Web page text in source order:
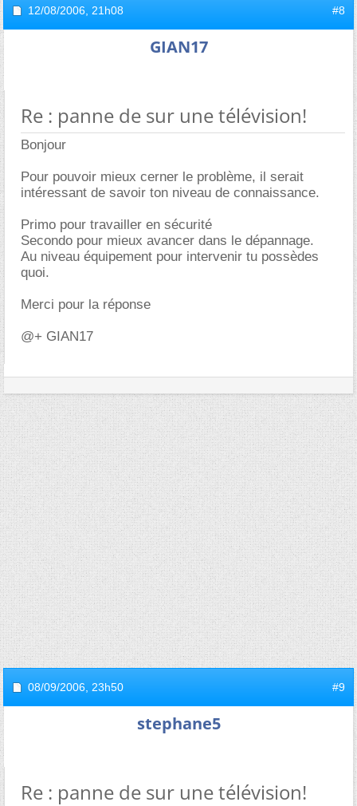
12/08/2006, 21h08 #8
GIAN17
Re : panne de sur une télévision!
Bonjour
Pour pouvoir mieux cerner le problème, il serait
intéressant de savoir ton niveau de connaissance.
Primo pour travailler en sécurité
Secondo pour mieux avancer dans le dépannage.
Au niveau équipement pour intervenir tu possèdes
quoi.
Merci pour la réponse
@+ GIAN17
08/09/2006, 23h50 #9
stephane5
Re : panne de sur une télévision!